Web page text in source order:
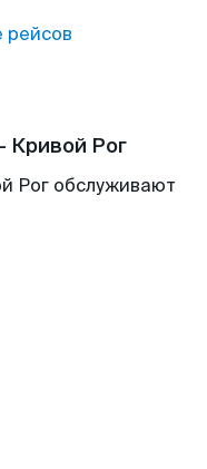
рейсов
Кривой Рог
Рог обслуживают